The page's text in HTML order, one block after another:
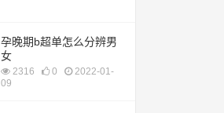
孕晚期b超单怎么分辨男
女
2316 0
2022-01-
09